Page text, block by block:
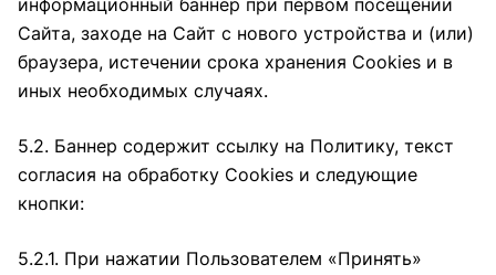
информационный баннер при первом посещении
Сайта, заходе на Сайт с нового устройства и (или)
браузера, истечении срока хранения Cookies и в
иных необходимых случаях.
5.2. Баннер содержит ссылку на Политику, текст
согласия на обработку Cookies и следующие
кнопки:
5.2.1. При нажатии Пользователем «Принять»